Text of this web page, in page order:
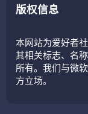
版权信息
本网站为爱好者
其相关标志、名
所有。我们与微
方立场。